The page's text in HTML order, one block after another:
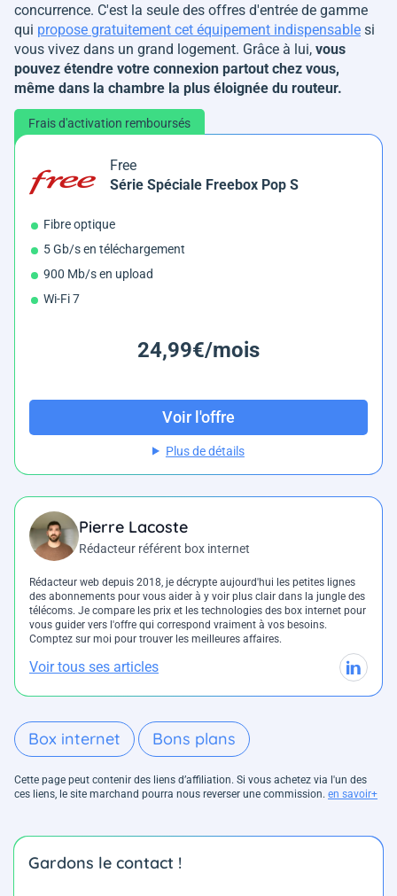
concurrence. C'est la seule des offres d'entrée de gamme
qui propose gratuitement cet équipement indispensable si
vous vivez dans un grand logement. Grâce à lui, vous
pouvez étendre votre connexion partout chez vous,
même dans la chambre la plus éloignée du routeur.
Frais d'activation remboursés
Free
Série Spéciale Freebox Pop S
Fibre optique
5 Gb/s en téléchargement
900 Mb/s en upload
Wi-Fi 7
24,99€/mois
Voir l'offre
Plus de détails
Pierre Lacoste
Rédacteur référent box internet
Rédacteur web depuis 2018, je décrypte aujourd'hui les petites lignes
des abonnements pour vous aider à y voir plus clair dans la jungle des
télécoms. Je compare les prix et les technologies des box internet pour
vous guider vers l'offre qui correspond vraiment à vos besoins.
Comptez sur moi pour trouver les meilleures affaires.
Voir tous ses articles
Box internet Bons plans
Cette page peut contenir des liens d’affiliation. Si vous achetez via l'un des
ces liens, le site marchand pourra nous reverser une commission. en savoir+
Gardons le contact !